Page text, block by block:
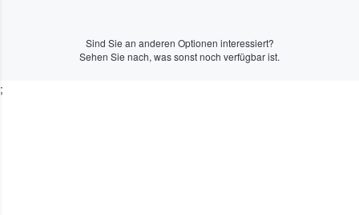
Sind Sie an anderen Optionen interessiert?
Sehen Sie nach, was sonst noch verfügbar ist.
;